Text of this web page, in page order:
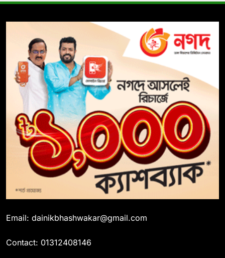
Email: dainikbhashwakar@gmail.com
Contact: 01312408146